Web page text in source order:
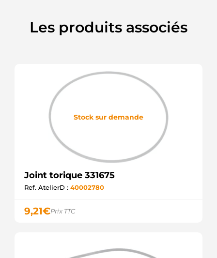
Les produits associés
Stock sur demande
Joint torique 331675
Ref. AtelierD : 40002780
9,21€Prix TTC